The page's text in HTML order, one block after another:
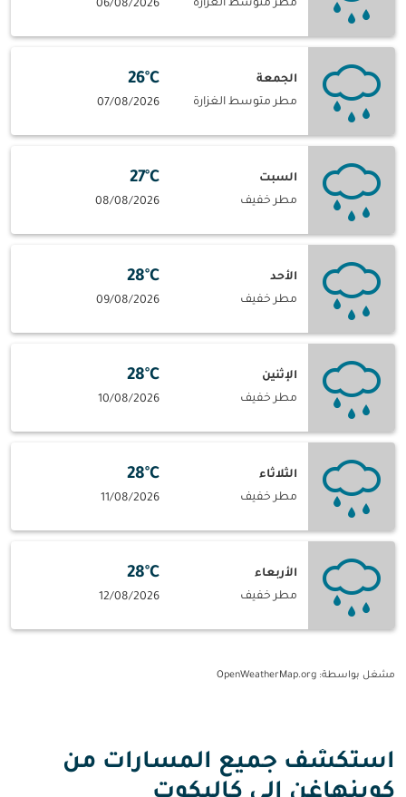
مطر متوسط الغزارة 06/08/2026
الجمعة
مطر متوسط الغزارة
26°C
07/08/2026
السبت
مطر خفيف
27°C
08/08/2026
الأحد
مطر خفيف
28°C
09/08/2026
الإثنين
مطر خفيف
28°C
10/08/2026
الثلاثاء
مطر خفيف
28°C
11/08/2026
الأربعاء
مطر خفيف
28°C
12/08/2026
مشغل بواسطة: OpenWeatherMap.org
استكشف جميع المسارات من